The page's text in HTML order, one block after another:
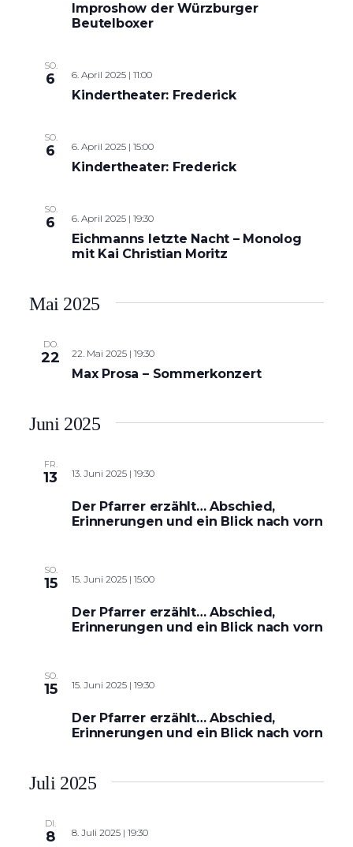
Improshow der Würzburger
Beutelboxer
SO.
6 6. April 2025 | 11:00
Kindertheater: Frederick
SO.
6 6. April 2025 | 15:00
Kindertheater: Frederick
SO.
6 6. April 2025 | 19:30
Eichmanns letzte Nacht – Monolog
mit Kai Christian Moritz
Mai 2025
DO.
22 22. Mai 2025 | 19:30
Max Prosa – Sommerkonzert
Juni 2025
FR.
13 13. Juni 2025 | 19:30
Der Pfarrer erzählt… Abschied,
Erinnerungen und ein Blick nach vorn
SO.
15 15. Juni 2025 | 15:00
Der Pfarrer erzählt… Abschied,
Erinnerungen und ein Blick nach vorn
SO.
15 15. Juni 2025 | 19:30
Der Pfarrer erzählt… Abschied,
Erinnerungen und ein Blick nach vorn
Juli 2025
DI.
8 8. Juli 2025 | 19:30